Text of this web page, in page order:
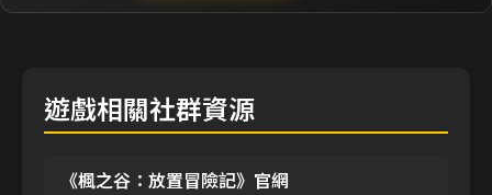
遊戲相關社群資源
《楓之谷：放置冒險記》官網